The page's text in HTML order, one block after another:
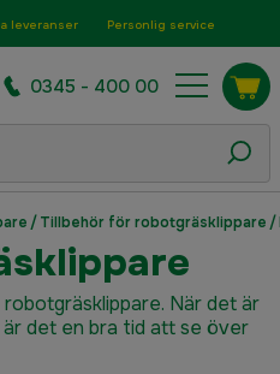
leveranser Personlig service
0345 - 400 00
/Tillbehör för robotgräsklippare /
robotgräsklippare. När det är
det en bra tid att se över